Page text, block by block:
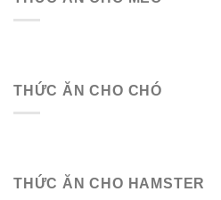
THỨC ĂN CHO CHÓ
THỨC ĂN CHO HAMSTER